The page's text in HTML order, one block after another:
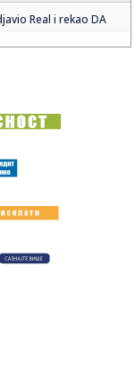
Real i rekao DA
menja sve!
dinara za
koji su u Španiji gasili
kraj